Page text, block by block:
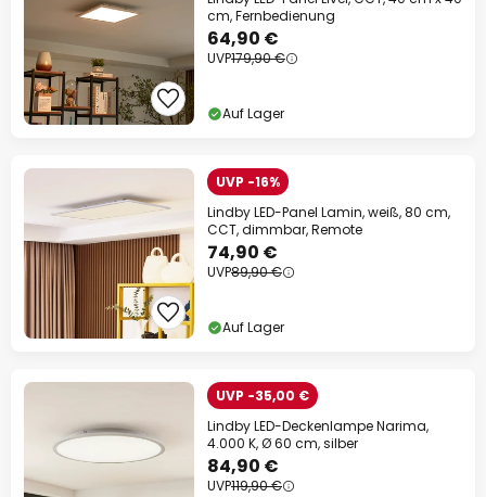
cm, Fernbedienung
64,90 €
UVP179,90 €
Auf Lager
UVP -16%
Lindby LED-Panel Lamin, weiß, 80 cm,
CCT, dimmbar, Remote
74,90 €
UVP89,90 €
Auf Lager
UVP -35,00 €
Lindby LED-Deckenlampe Narima,
4.000 K, Ø 60 cm, silber
84,90 €
UVP119,90 €